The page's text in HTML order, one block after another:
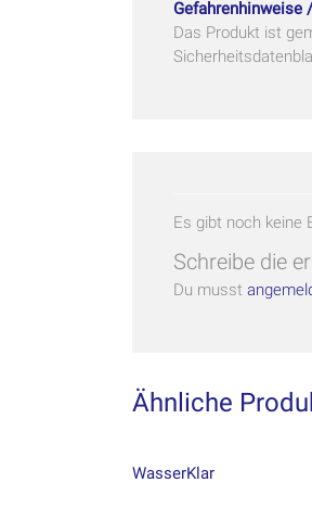
Gefahrenhinweise
Das Produkt ist
Es gibt noch keine
Schreibe die
Du musst
Ähnliche
WasserKlar